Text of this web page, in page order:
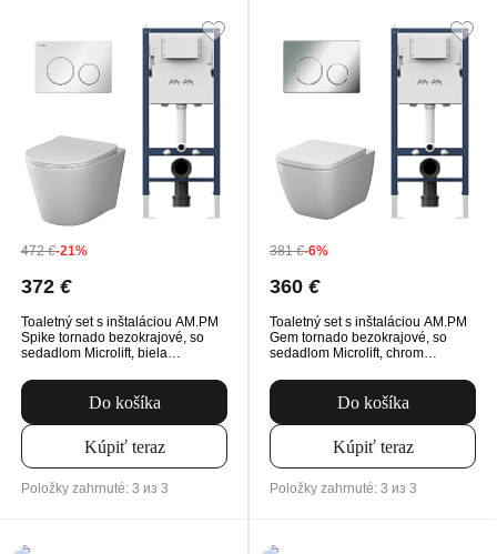
472€-21%
372 €
Toaletný set s inštaláciou AM.PM
Spike tornado bezokrajové, so
sedadlom Microlift, biela
splachovanie
Do košíka
Kúpiť teraz
Položky zahrnuté: 3 из 3
381€-6%
360 €
Toaletný set s inštaláciou AM.PM
Gem tornado bezokrajové, so
sedadlom Microlift, chrom
splachovanie
Do košíka
Kúpiť teraz
Položky zahrnuté: 3 из 3